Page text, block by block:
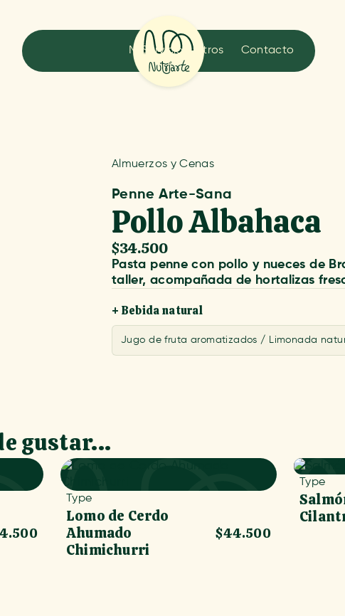
Servicios
Menú Nosotros Contacto
Almuerzos y Cenas
Penne Arte-Sana
Pollo Albahaca
$34.500
Pasta penne con pollo y nueces de
taller, acompañada de hortalizas
+ Bebida natural
Jugo de fruta aromatizados / Limonada
gustar...
Type
Lomo de Cerdo
Ahumado
Chimichurri
$44.500
Type